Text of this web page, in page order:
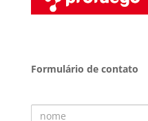
Formulário de contato
Nome